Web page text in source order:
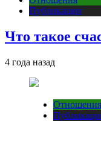
Публикации
Что такое
4 года назад
Отношения